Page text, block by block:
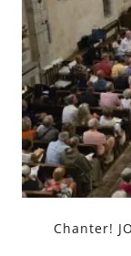
Chanter!